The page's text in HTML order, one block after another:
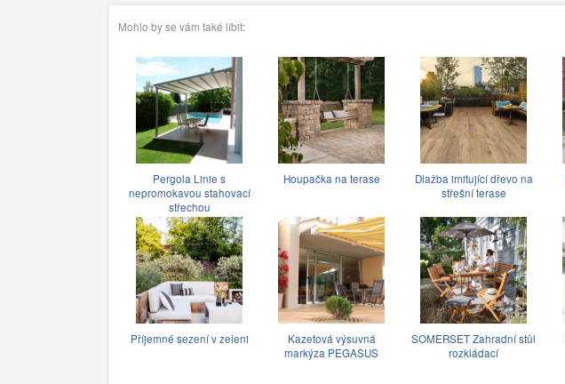
Mohlo by se vám také líbit:
Pergola Linie s
nepromokavou stahovací
střechou
Houpačka na terase
Dlažba imitující dřevo na
střešní terase
Příjemné sezení v zeleni
Kazetová výsuvná
markýza PEGASUS
SOMERSET Zahradní stůl
rozkládací